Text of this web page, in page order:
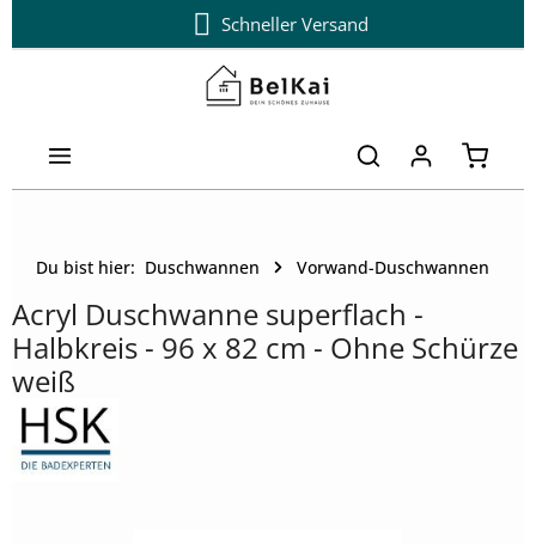
Zum Hauptinhalt springenSchneller Versand
Du bist hier: Duschwannen Vorwand-Duschwannen
Acryl Duschwanne superflach -
Halbkreis - 96 x 82 cm - Ohne Schürze
weiß